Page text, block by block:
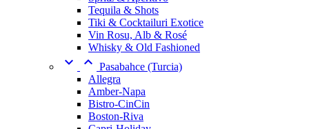
Tequila & Shots
Tiki & Cocktailuri Exotice
Vin Rosu, Alb & Rosé
Whisky & Old Fashioned
  Pasabahce (Turcia)
Allegra
Amber-Napa
Bistro-CinCin
Boston-Riva